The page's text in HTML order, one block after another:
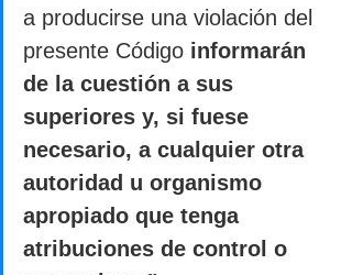
a producirse una violación del
presente Código informarán
de la cuestión a sus
superiores y, si fuese
necesario, a cualquier otra
autoridad u organismo
apropiado que tenga
atribuciones de control o